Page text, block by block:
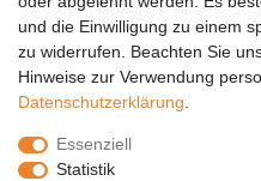
GLS
PaketPLUS
SPONSORING
Malchower SV 90
und die Einwilligung zu einem
zu widerrufen. Beachten Sie
Hinweise zur Verwendung
Daten­schutz­erklärung
Essenziell
Statistik